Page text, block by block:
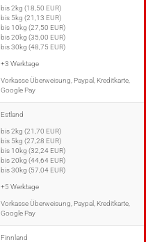
bis 2kg (18,50 EUR)
bis 5kg (21,13 EUR)
bis 10kg (27,50 EUR)
bis 20kg (35,00 EUR)
bis 30kg (48,75 EUR)
+3 Werktage
Vorkasse Überweisung, Paypal, Kreditkarte,
Google Pay
Estland
bis 2kg (21,70 EUR)
bis 5kg (27,28 EUR)
bis 10kg (32,24 EUR)
bis 20kg (44,64 EUR)
bis 30kg (57,04 EUR)
+5 Werktage
Vorkasse Überweisung, Paypal, Kreditkarte,
Google Pay
Finnland